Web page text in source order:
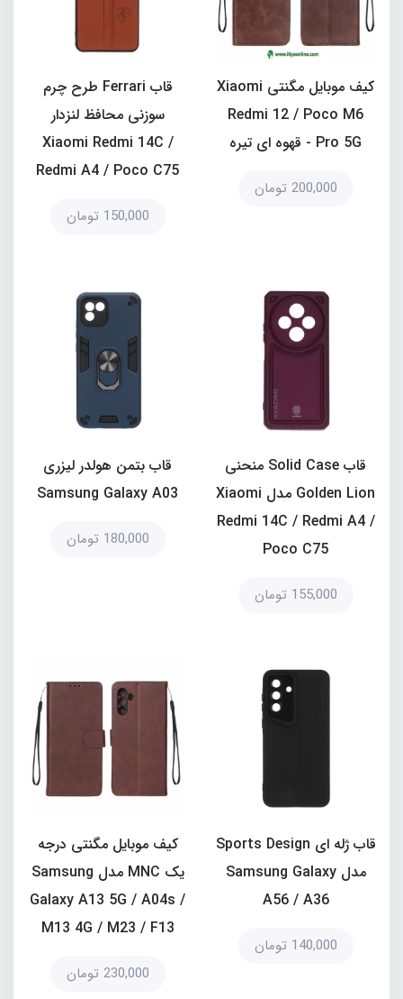
کیف موبایل مگنتی Xiaomi
Redmi 12 / Poco M6
Pro 5G - قهوه ای تیره
200,000 تومان
قاب Ferrari طرح چرم
سوزنی محافظ لنزدار
Xiaomi Redmi 14C /
Redmi A4 / Poco C75
150,000 تومان
قاب Solid Case منحنی
Golden Lion مدل Xiaomi
Redmi 14C / Redmi A4 /
Poco C75
155,000 تومان
قاب بتمن هولدر لیزری
Samsung Galaxy A03
180,000 تومان
قاب ژله ای Sports Design
مدل Samsung Galaxy
A56 / A36
140,000 تومان
کیف موبایل مگنتی درجه
یک MNC مدل Samsung
Galaxy A13 5G / A04s /
M13 4G / M23 / F13
230,000 تومان